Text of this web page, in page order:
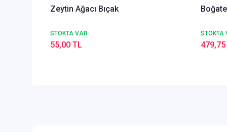
Zeytin Ağacı Bıçak
STOKTA VAR
55,00 TL
STOKTA